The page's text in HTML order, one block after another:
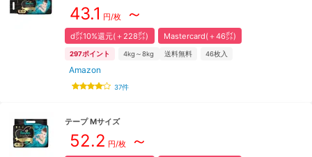
43.1 円/枚～
d㌽10%還元(＋228㌽) Mastercard(＋46㌽)
297ポイント 4kg～8kg 送料無料 46枚入
Amazon
37件
テープ Mサイズ
52.2 円/枚～